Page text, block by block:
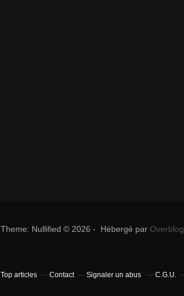
Theme: Nullified © 2026 - Hébergé par Overblog
Top articles Contact Signaler un abus C.G.U.